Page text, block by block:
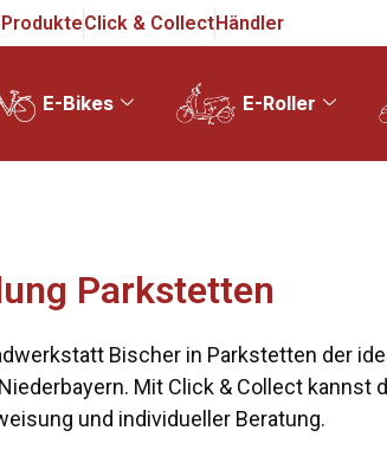
Click & CollectHändler
E-Bikes E-Roller
Parkstetten
Bischer in Parkstetten der
Mit Click & Collect kannst
und individueller Beratung.